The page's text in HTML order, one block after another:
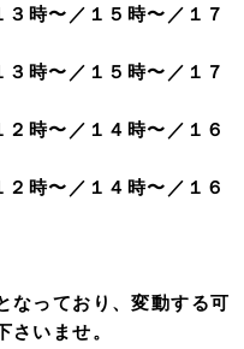
時〜／１５時〜／１７
時〜／１５時〜／１７
時〜／１４時〜／１６
時〜／１４時〜／１６
なっており、変動する可
さいませ。